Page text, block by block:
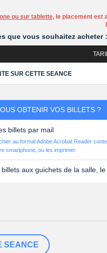
ou sur tablette, le placement est
que vous souhaitez acheter :
SUR CETTE SEANCE
OBTENIR VOS BILLETS ?
billets par mail
au format Adobe Acrobat Reader
smartphone, ou les imprimer.
aux guichets de la salle, le